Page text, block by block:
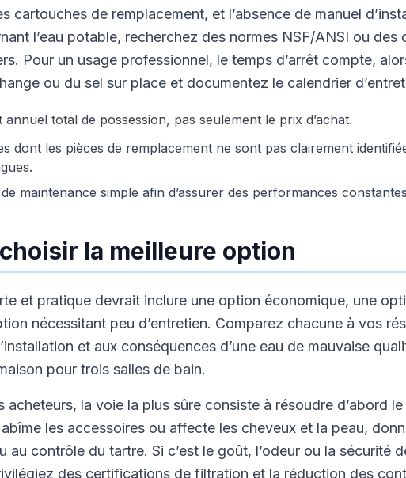
cartouches de remplacement, et l’absence de manuel
l’eau potable, recherchez des normes NSF/ANSI ou des
Pour un usage professionnel, le temps d’arrêt compte,
ou du sel sur place et documentez le calendrier
total de possession, pas seulement le prix d’achat.
dont les pièces de remplacement ne sont pas clairement
maintenance simple afin d’assurer des performances
la meilleure option
et pratique devrait inclure une option économique, une
nécessitant peu d’entretien. Comparez chacune à vos
et aux conséquences d’une eau de mauvaise
pour trois salles de bain.
acheteurs, la voie la plus sûre consiste à résoudre d’abord
abîme les accessoires ou affecte les cheveux et la peau,
au contrôle du tartre. Si c’est le goût, l’odeur ou la sécurité
des certifications de filtration et la réduction des